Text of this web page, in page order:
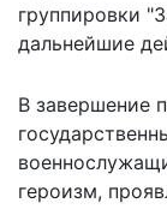
группировки
дальнейшие
В завершение
героизм,